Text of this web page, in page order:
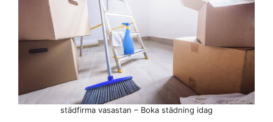
städfirma vasastan – Boka städning idag